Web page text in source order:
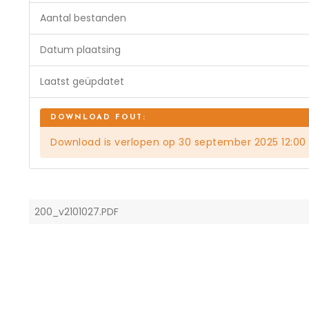
Aantal bestanden
Datum plaatsing
Laatst geüpdatet
Download is verlopen op 30 september 2025 12:00
200_v2101027.PDF